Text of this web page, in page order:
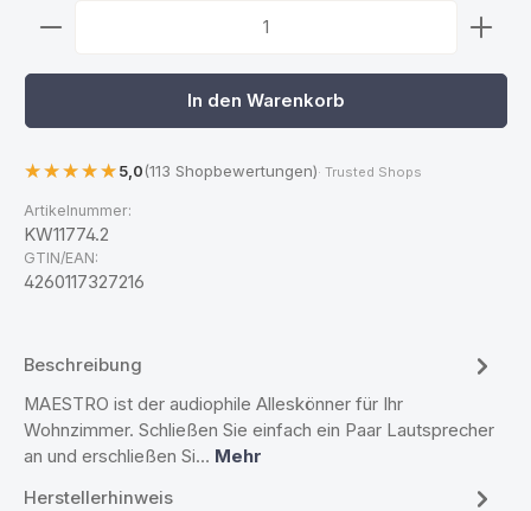
Produkt Anzahl: Gib den gewünschten Wert ein
In den Warenkorb
5,0(113 Shopbewertungen)· Trusted Shops
Artikelnummer:
KW11774.2
GTIN/EAN:
4260117327216
Beschreibung
MAESTRO ist der audiophile Alleskönner für Ihr
Wohnzimmer. Schließen Sie einfach ein Paar Lautsprecher
an und erschließen Si… Mehr
Herstellerhinweis